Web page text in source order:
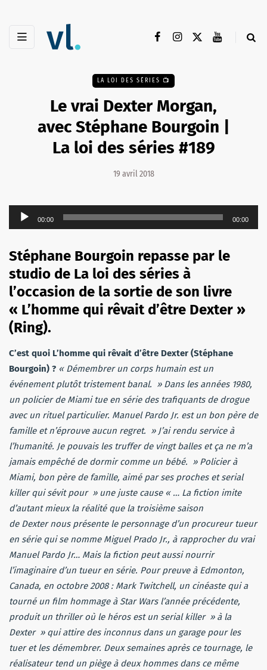
LA LOI DES SÉRIES 📺
Le vrai Dexter Morgan,
avec Stéphane Bourgoin |
La loi des séries #189
19 avril 2018
Lecteur
audio
00:00 00:00
Stéphane Bourgoin repasse par le
studio de La loi des séries à
l’occasion de la sortie de son livre
« L’homme qui rêvait d’être Dexter »
(Ring).
C’est quoi L’homme qui rêvait d’être Dexter (Stéphane
Bourgoin) ? « Démembrer un corps humain est un
événement plutôt tristement banal. » Dans les années 1980,
un policier de Miami tue en série des trafiquants de drogue
avec un rituel particulier. Manuel Pardo Jr. est un bon père de
famille et n’éprouve aucun regret. » J’ai rendu service à
l’humanité. Je pouvais les truffer de vingt balles et ça ne m’a
jamais empêché de dormir comme un bébé. » Policier à
Miami, bon père de famille, aimé par ses proches et serial
killer qui sévit pour » une juste cause « … La fiction imite
d’autant mieux la réalité que la troisième saison
de Dexter nous présente le personnage d’un procureur tueur
en série qui se nomme Miguel Prado Jr., à rapprocher du vrai
Manuel Pardo Jr… Mais la fiction peut aussi nourrir
l’imaginaire d’un tueur en série. Pour preuve à Edmonton,
Canada, en octobre 2008 : Mark Twitchell, un cinéaste qui a
tourné un film hommage à Star Wars l’année précédente,
produit un thriller où le héros est un serial killer » à la
Dexter » qui attire des inconnus dans un garage pour les
tuer et les démembrer. Deux semaines après ce tournage, le
réalisateur tend un piège à deux hommes dans ce même